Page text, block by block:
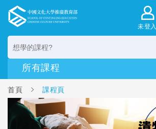
未登入
首頁 課程頁